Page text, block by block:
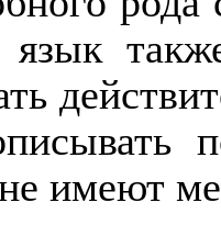
язык
имеют